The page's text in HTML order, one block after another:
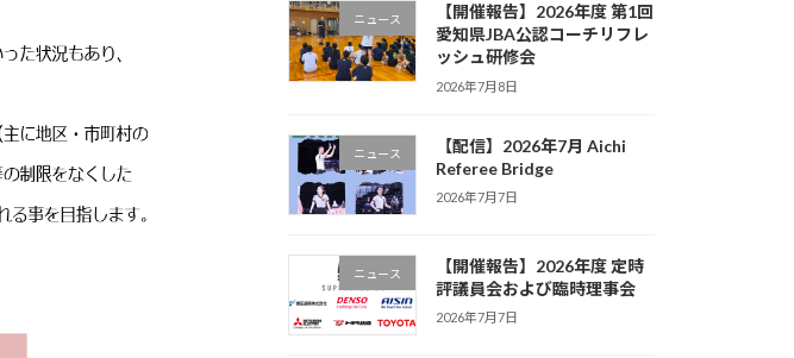
ニュース
【開催報告】2026年度 第1回
愛知県JBA公認コーチリフレ
ッシュ研修会
2026年7月8日
ニュース
【配信】2026年7月 Aichi
Referee Bridge
2026年7月7日
ニュース
【開催報告】2026年度 定時
評議員会および臨時理事会
2026年7月7日